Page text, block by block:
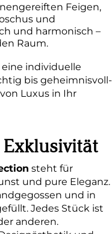
Feigen,
und
und harmonisch –
Raum.
individuelle
bis geheimnisvoll-
Luxus in Ihr
steht für
und pure Eleganz.
und in
Jedes Stück ist
anderen.